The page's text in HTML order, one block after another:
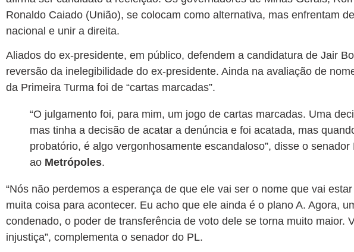
Ronaldo Caiado (União), se colocam como alternativa, mas enfrentam
nacional e unir a direita.
Aliados do ex-presidente, em público, defendem a candidatura de Jair
reversão da inelegibilidade do ex-presidente. Ainda na avaliação de
da Primeira Turma foi de “cartas marcadas”.
“O julgamento foi, para mim, um jogo de cartas marcadas. Uma
mas tinha a decisão de acatar a denúncia e foi acatada, mas
probatório, é algo vergonhosamente escandaloso”, disse o
ao Metrópoles.
“Nós não perdemos a esperança de que ele vai ser o nome que vai
muita coisa para acontecer. Eu acho que ele ainda é o plano A. Agora,
condenado, o poder de transferência de voto dele se torna muito maior.
injustiça”, complementa o senador do PL.